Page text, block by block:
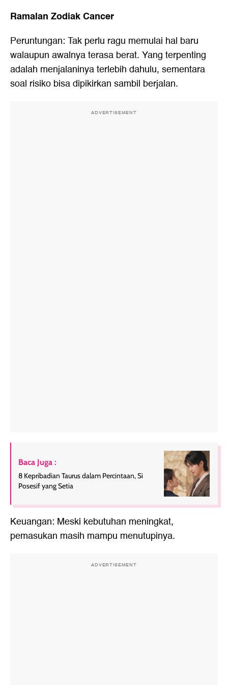
Ramalan Zodiak Cancer
Peruntungan: Tak perlu ragu memulai hal baru
walaupun awalnya terasa berat. Yang terpenting
adalah menjalaninya terlebih dahulu, sementara
soal risiko bisa dipikirkan sambil berjalan.
ADVERTISEMENT
Baca Juga :
8 Kepribadian Taurus dalam Percintaan, Si
Posesif yang Setia
Keuangan: Meski kebutuhan meningkat,
pemasukan masih mampu menutupinya.
ADVERTISEMENT